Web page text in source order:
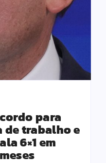
para
trabalho e
6×1 em